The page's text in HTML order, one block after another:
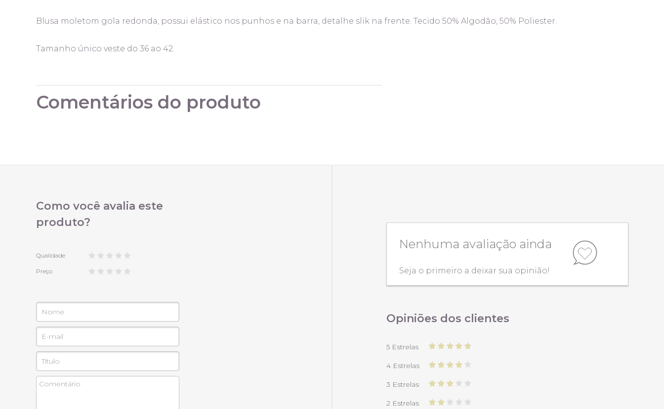
Blusa moletom gola redonda, possui elástico nos punhos e na barra, detalhe slik na frente. Tecido 50% Algodão, 50% Poliester.
Tamanho único veste do 36 ao 42.
Comentários do produto
Como você avalia este
produto?
Qualidade
Preço
Nenhuma avaliação ainda
Seja o primeiro a deixar sua opinião!
Opiniões dos clientes
5 Estrelas
4 Estrelas
3 Estrelas
2 Estrelas